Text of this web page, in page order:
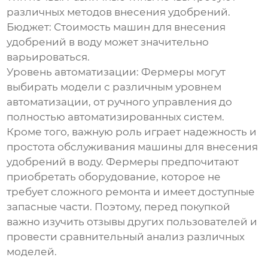
различных методов внесения удобрений.
Бюджет: Стоимость машин для внесения
удобрений в воду может значительно
варьироваться.
Уровень автоматизации: Фермеры могут
выбирать модели с различным уровнем
автоматизации, от ручного управления до
полностью автоматизированных систем.
Кроме того, важную роль играет надежность и
простота обслуживания машины для внесения
удобрений в воду. Фермеры предпочитают
приобретать оборудование, которое не
требует сложного ремонта и имеет доступные
запасные части. Поэтому, перед покупкой
важно изучить отзывы других пользователей и
провести сравнительный анализ различных
моделей.